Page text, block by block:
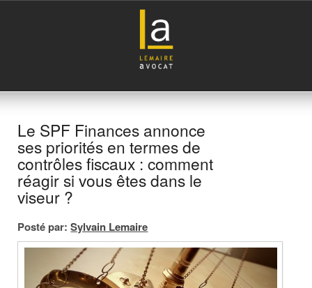
Le SPF Finances annonce
ses priorités en termes de
contrôles fiscaux : comment
réagir si vous êtes dans le
viseur ?
Posté par: Sylvain Lemaire